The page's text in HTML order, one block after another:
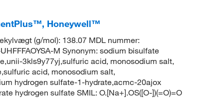
Honeywell™
(g/mol): 138.07 MDL nummer:
M Synonym: sodium bisulfate
3kls9y77yj,sulfuric acid, monosodium salt,
acid, monosodium salt,
hydrogen sulfate-1-hydrate,acmc-20ajox
hydrogen sulfate SMIL: O.[Na+].OS([O-])(=O)=O